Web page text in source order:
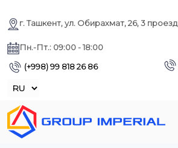
г. Ташкент, ул. Обирахмат, 26, 3 проезд
Пн.-Пт.: 09:00 - 18:00
(+998) 99 818 26 86